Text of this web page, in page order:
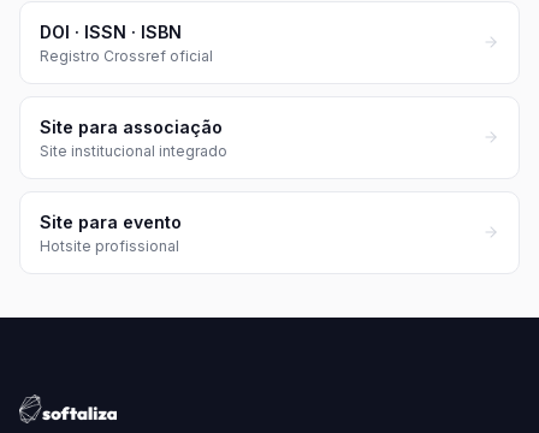
DOI · ISSN · ISBN
Registro Crossref oficial
Site para associação
Site institucional integrado
Site para evento
Hotsite profissional